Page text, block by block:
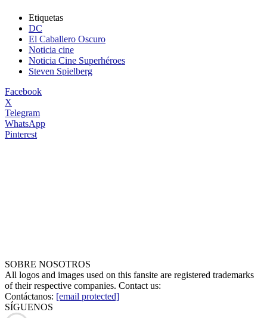
Etiquetas
DC
El Caballero Oscuro
Noticia cine
Noticia Cine Superhéroes
Steven Spielberg
Facebook
X
Telegram
WhatsApp
Pinterest
SOBRE NOSOTROS
All logos and images used on this fansite are registered trademarks
of their respective companies. Contact us:
Contáctanos: [email protected]
SÍGUENOS